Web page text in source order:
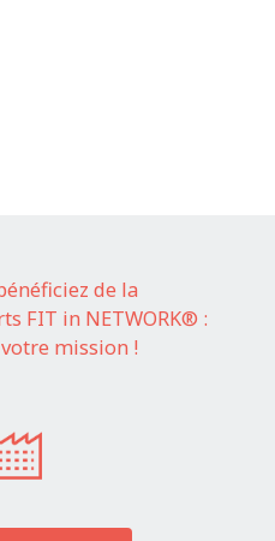
de la
FIT in NETWORK® :
mission !